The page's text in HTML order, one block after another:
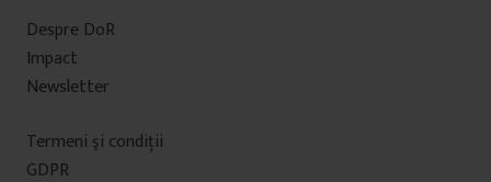
Despre DoR
Impact
Newsletter
Termeni şi condiţii
GDPR